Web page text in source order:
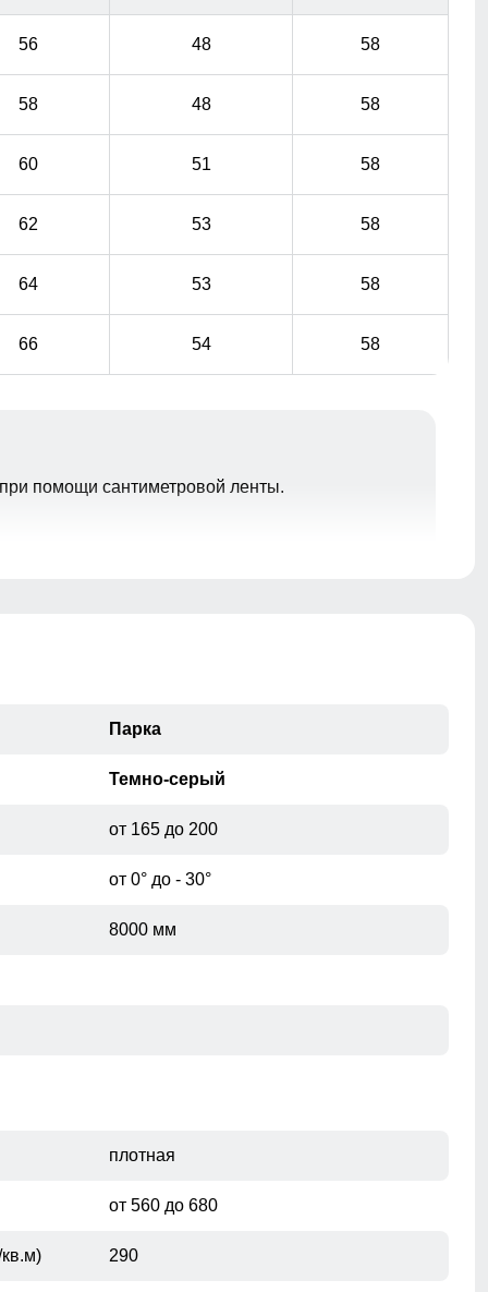
внутренний карманы служат местом хранения
56 48 58
58 48 58
60 51 58
62 53 58
64 53 58
66 54 58
помощи сантиметровой ленты.
Парка
Темно-серый
от 165 до 200
от 0° до - 30°
8000 мм
плотная
от 560 до 680
кв.м) 290